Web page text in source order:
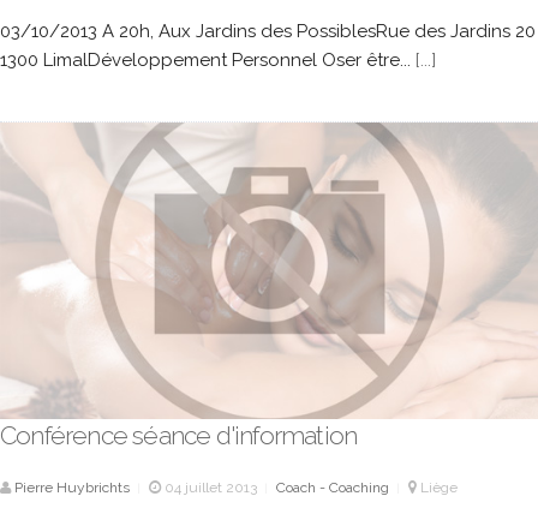
03/10/2013 A 20h, Aux Jardins des PossiblesRue des Jardins 20
1300 LimalDéveloppement Personnel Oser être... [...]
Conférence séance d'information
Pierre Huybrichts 04 juillet 2013 Coach - Coaching Liège